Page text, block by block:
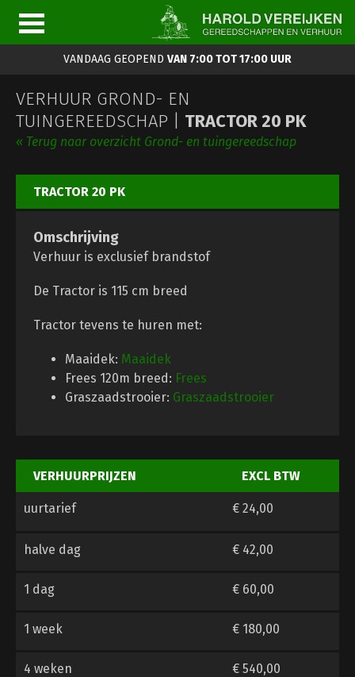
VANDAAG GEOPEND VAN 7:00 TOT 17:00 UUR
VERHUUR GROND- EN
TUINGEREEDSCHAP | TRACTOR 20 PK
« Terug naar overzicht Grond- en tuingereedschap
TRACTOR 20 PK
Omschrijving
Verhuur is exclusief brandstof
De Tractor is 115 cm breed
Tractor tevens te huren met:
Maaidek: Maaidek
Frees 120m breed: Frees
Graszaadstrooier: Graszaadstrooier
VERHUURPRIJZEN EXCL BTW
uurtarief € 24,00
halve dag € 42,00
1 dag € 60,00
1 week € 180,00
4 weken € 540,00